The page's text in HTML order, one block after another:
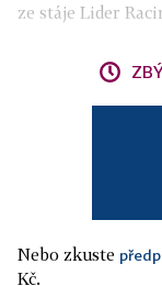
ze stáje Lider
Nebo zkuste
Kč.